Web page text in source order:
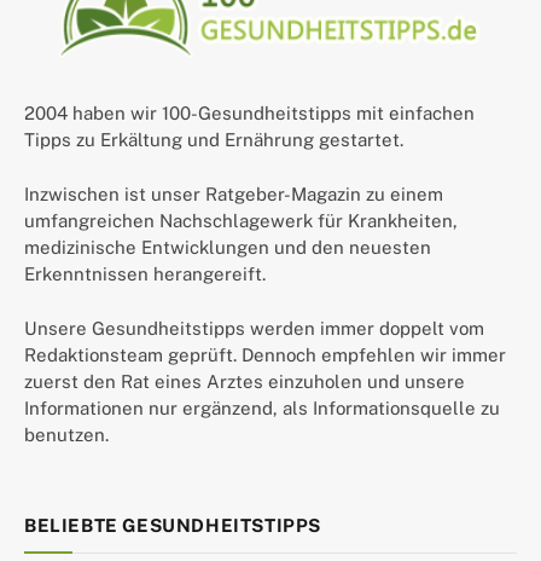
2004 haben wir 100-Gesundheitstipps mit einfachen
Tipps zu Erkältung und Ernährung gestartet.
Inzwischen ist unser Ratgeber-Magazin zu einem
umfangreichen Nachschlagewerk für Krankheiten,
medizinische Entwicklungen und den neuesten
Erkenntnissen herangereift.
Unsere Gesundheitstipps werden immer doppelt vom
Redaktionsteam geprüft. Dennoch empfehlen wir immer
zuerst den Rat eines Arztes einzuholen und unsere
Informationen nur ergänzend, als Informationsquelle zu
benutzen.
BELIEBTE GESUNDHEITSTIPPS